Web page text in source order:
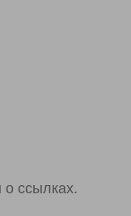
ссылках.